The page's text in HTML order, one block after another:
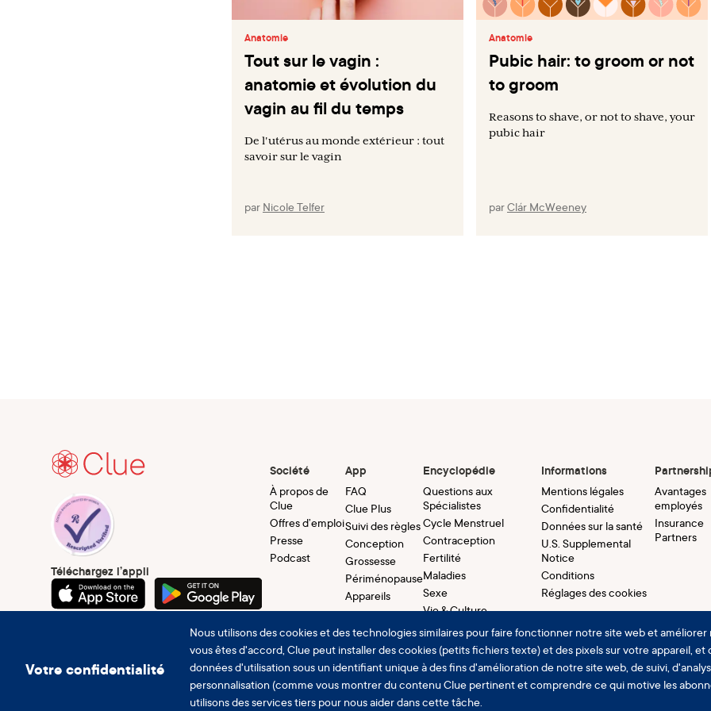
Votre confidentialité
Nous utilisons des cookies et des technologies similaires pour faire fonctionner notre site web et améliorer
vous êtes d'accord, Clue peut installer des cookies (petits fichiers texte) et des pixels sur votre appareil, et
données d'utilisation sous un identifiant unique à des fins d'amélioration de notre site web, de suivi,
personnalisation (comme vous montrer du contenu Clue pertinent et comprendre ce qui motive les
utilisons des services tiers pour nous aider dans cette tâche.
Anatomie
Tout sur le vagin :
anatomie et évolution du
vagin au fil du temps
De l'utérus au monde extérieur : tout
savoir sur le vagin
par Nicole Telfer
Anatomie
Pubic hair: to groom or not
to groom
Reasons to shave, or not to shave, your
pubic hair
parClár McWeeney
Téléchargez l’appli
Utiliser coupon Clue Plus
Société
À propos de
Clue
Offres d’emploi
Presse
Podcast
App
FAQ
Clue Plus
Suivi des règles
Conception
Grossesse
Périménopause
Appareils
Encyclopédie
Questions aux
Spécialistes
Cycle Menstruel
Contraception
Fertilité
Maladies
Sexe
Vie & Culture
À propos de Clue
Informations
Mentions légales
Confidentialité
Données sur la santé
U.S. Supplemental
Notice
Conditions
Réglages des cookies
Avantages
employés
Insurance
Partners